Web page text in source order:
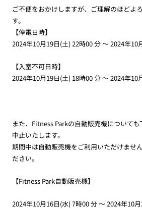
ご不便をおかけしますが、ご理解のほどよ
す。
【停電日時】
2024年10月19日(土) 22時00分 ～2024年10
【入室不可日時】
2024年10月19日(土) 18時00分 ～2024年10
また、 Fitness Parkの自動販売機について
中止いたします。
期間中は自動販売機をご利用いただけませ
ださい。
【Fitness Park自動販売機】
2024年10月16日(水) 7時00分 ～2024年10月